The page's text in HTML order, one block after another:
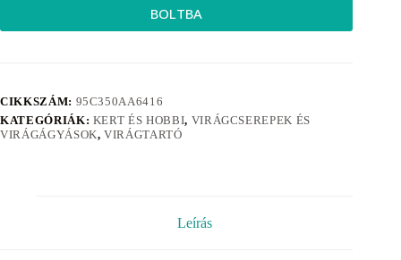
BOLTBA
CIKKSZÁM: 95C350AA6416
KATEGÓRIÁK: KERT ÉS HOBBI, VIRÁGCSEREPEK ÉS
VIRÁGÁGYÁSOK,VIRÁGTARTÓ
Leírás